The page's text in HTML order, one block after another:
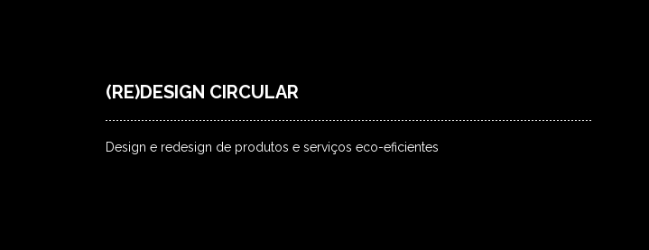
(RE)DESIGN CIRCULAR
Design e redesign de produtos e serviços eco-eficientes